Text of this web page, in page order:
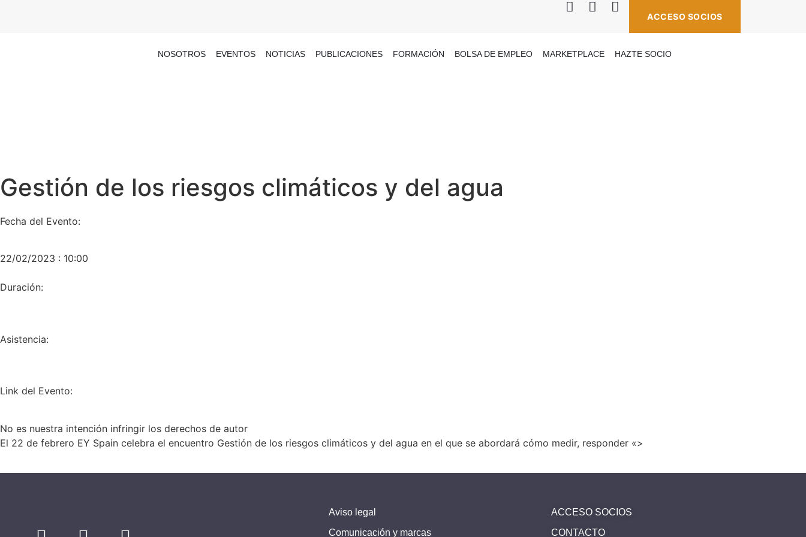
ACCESO SOCIOS
NOSOTROS EVENTOS NOTICIAS PUBLICACIONES FORMACIÓN BOLSA DE EMPLEO MARKETPLACE HAZTE SOCIO
Gestión de los riesgos climáticos y del agua
Fecha del Evento:
22/02/2023 : 10:00
Duración:
Asistencia:
Link del Evento:
No es nuestra intención infringir los derechos de autor
El 22 de febrero EY Spain celebra el encuentro Gestión de los riesgos climáticos y del agua en el que se abordará cómo medir, responder «>
Aviso legal
Comunicación y marcas
ACCESO SOCIOS
CONTACTO